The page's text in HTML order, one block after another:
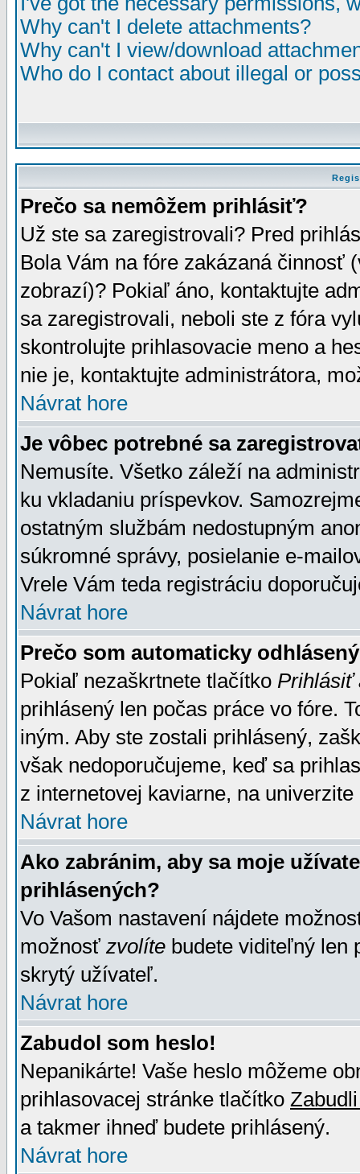
Why can't I delete attachments?
Why can't I view/download
Who do I contact about illegal or
Prečo sa nemôžem prihlásiť?
Už ste sa zaregistrovali? Pred
Bola Vám na fóre zakázaná činnosť
zobrazí)? Pokiaľ áno, kontaktujte
sa zaregistrovali, neboli ste z fóra
skontrolujte prihlasovacie meno a
nie je, kontaktujte administrátora,
Návrat hore
Je vôbec potrebné sa
Nemusíte. Všetko záleží na
ku vkladaniu príspevkov.
ostatným službám nedostupným
súkromné správy, posielanie e-
Vrele Vám teda registráciu
Návrat hore
Prečo som automaticky
Pokiaľ nezaškrtnete tlačítko Prihlásiť
prihlásený len počas práce vo fóre.
iným. Aby ste zostali prihlásený,
však nedoporučujeme, keď sa
z internetovej kaviarne, na univerzite
Návrat hore
Ako zabránim, aby sa moje
prihlásených?
Vo Vašom nastavení nájdete
možnosť zvolíte budete viditeľný len
skrytý užívateľ.
Návrat hore
Zabudol som heslo!
Nepanikárte! Vaše heslo môžeme
prihlasovacej stránke tlačítko
a takmer ihneď budete prihlásený.
Návrat hore